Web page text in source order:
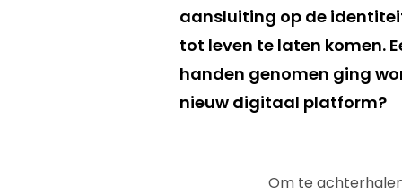
aansluiting op de
tot leven te laten komen.
handen genomen ging
nieuw digitaal platform?
Om te